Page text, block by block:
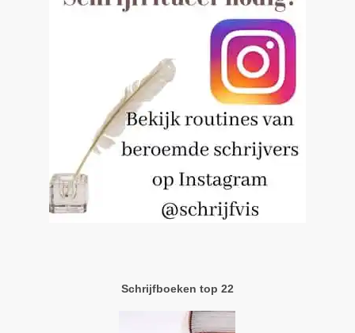
Schrijfboeken top 22